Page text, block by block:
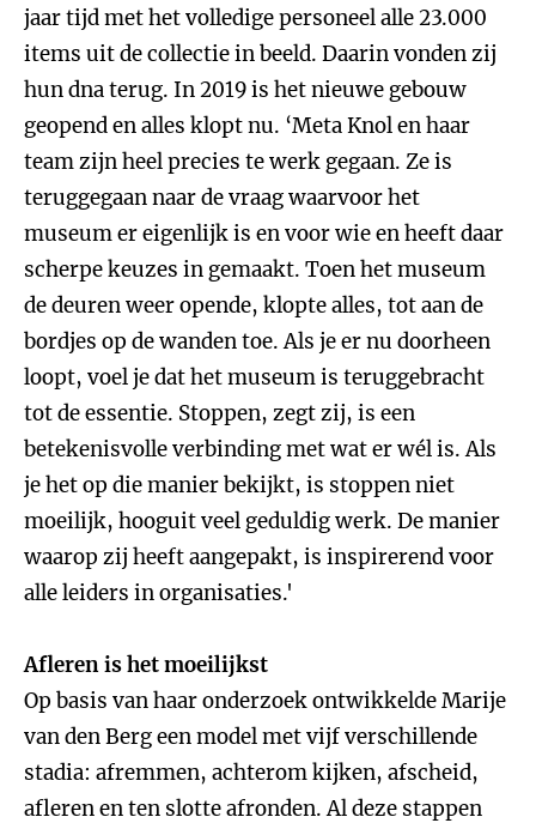
jaar tijd met het volledige personeel alle 23.000
items uit de collectie in beeld. Daarin vonden zij
hun dna terug. In 2019 is het nieuwe gebouw
geopend en alles klopt nu. ‘Meta Knol en haar
team zijn heel precies te werk gegaan. Ze is
teruggegaan naar de vraag waarvoor het
museum er eigenlijk is en voor wie en heeft daar
scherpe keuzes in gemaakt. Toen het museum
de deuren weer opende, klopte alles, tot aan de
bordjes op de wanden toe. Als je er nu doorheen
loopt, voel je dat het museum is teruggebracht
tot de essentie. Stoppen, zegt zij, is een
betekenisvolle verbinding met wat er wél is. Als
je het op die manier bekijkt, is stoppen niet
moeilijk, hooguit veel geduldig werk. De manier
waarop zij heeft aangepakt, is inspirerend voor
alle leiders in organisaties.'
Afleren is het moeilijkst
Op basis van haar onderzoek ontwikkelde Marije
van den Berg een model met vijf verschillende
stadia: afremmen, achterom kijken, afscheid,
afleren en ten slotte afronden. Al deze stappen